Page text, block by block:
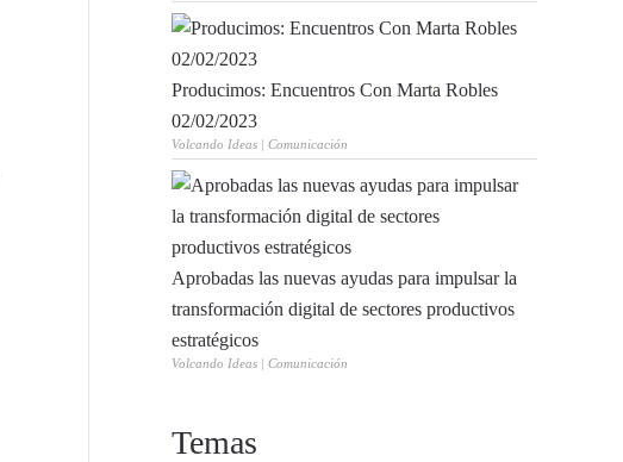
Producimos: Encuentros Con Marta Robles
02/02/2023
Volcando Ideas | Comunicación
Aprobadas las nuevas ayudas para impulsar la
transformación digital de sectores productivos
estratégicos
Volcando Ideas | Comunicación
Temas